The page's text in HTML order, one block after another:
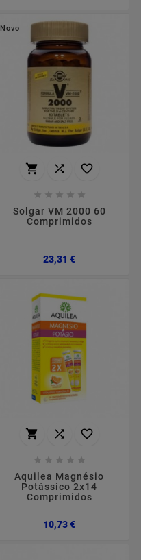
Novo
  
    
Solgar VM 2000 60
Comprimidos
23,31 €Preço
  
    
Aquilea Magnésio
Potássico 2x14
Comprimidos
10,73 €Preço